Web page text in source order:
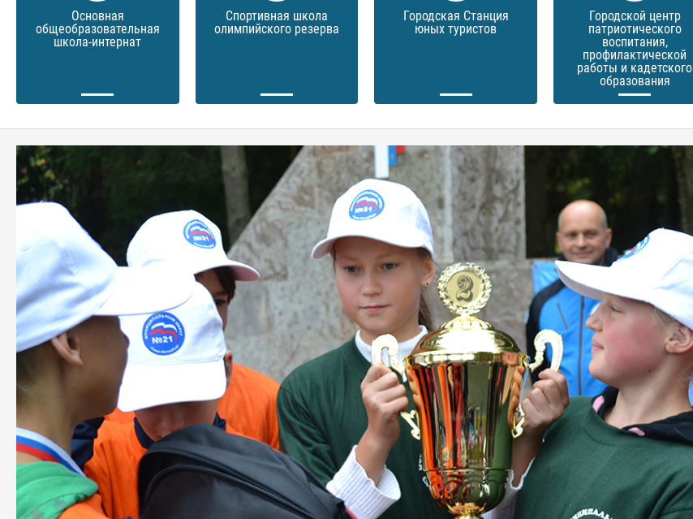
Основная
общеобразовательная
школа-интернат
Спортивная школа
олимпийского резерва
Городская Станция
юных туристов
Городской центр
патриотического
воспитания,
профилактической
работы и кадетского
образования